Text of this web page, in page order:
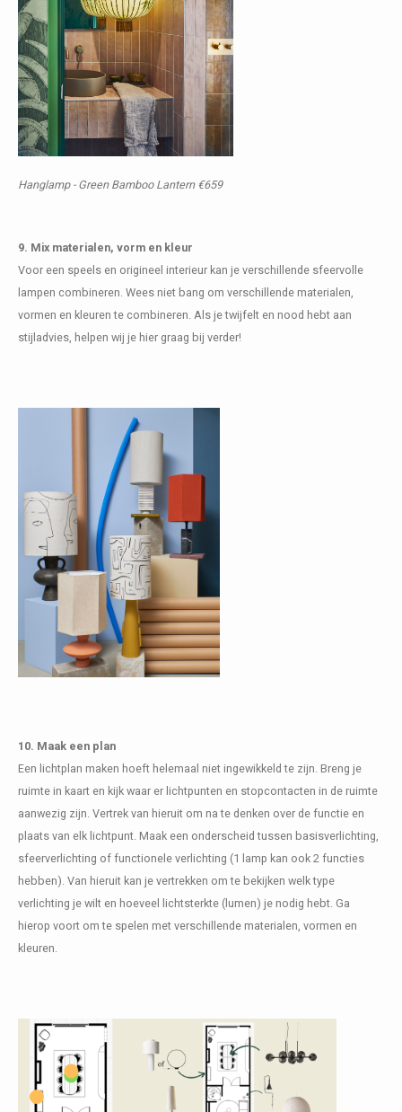
Hanglamp - Green Bamboo Lantern €659
9. Mix materialen, vorm en kleur
Voor een speels en origineel interieur kan je verschillende sfeervolle
lampen combineren. Wees niet bang om verschillende materialen,
vormen en kleuren te combineren. Als je twijfelt en nood hebt aan
stijladvies, helpen wij je hier graag bij verder!
10. Maak een plan
Een lichtplan maken hoeft helemaal niet ingewikkeld te zijn. Breng je
ruimte in kaart en kijk waar er lichtpunten en stopcontacten in de ruimte
aanwezig zijn. Vertrek van hieruit om na te denken over de functie en
plaats van elk lichtpunt. Maak een onderscheid tussen basisverlichting,
sfeerverlichting of functionele verlichting (1 lamp kan ook 2 functies
hebben). Van hieruit kan je vertrekken om te bekijken welk type
verlichting je wilt en hoeveel lichtsterkte (lumen) je nodig hebt. Ga
hierop voort om te spelen met verschillende materialen, vormen en
kleuren.